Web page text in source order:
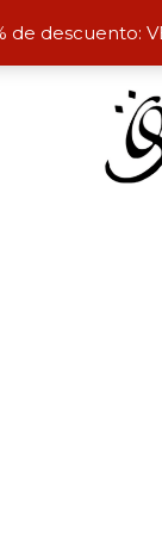
de descuento: